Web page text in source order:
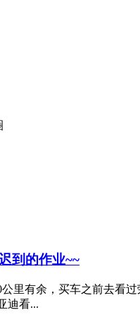
到的作业~~
里有余，买车之前去看
迪看...